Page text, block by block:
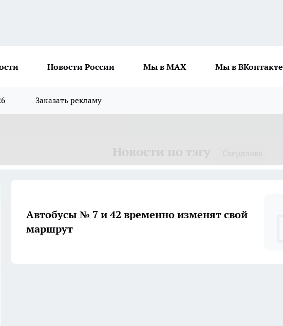
Новости России Мы в MAX Мы в ВКонтакте
Заказать рекламу
Автобусы № 7 и 42 временно изменят свой
маршрут